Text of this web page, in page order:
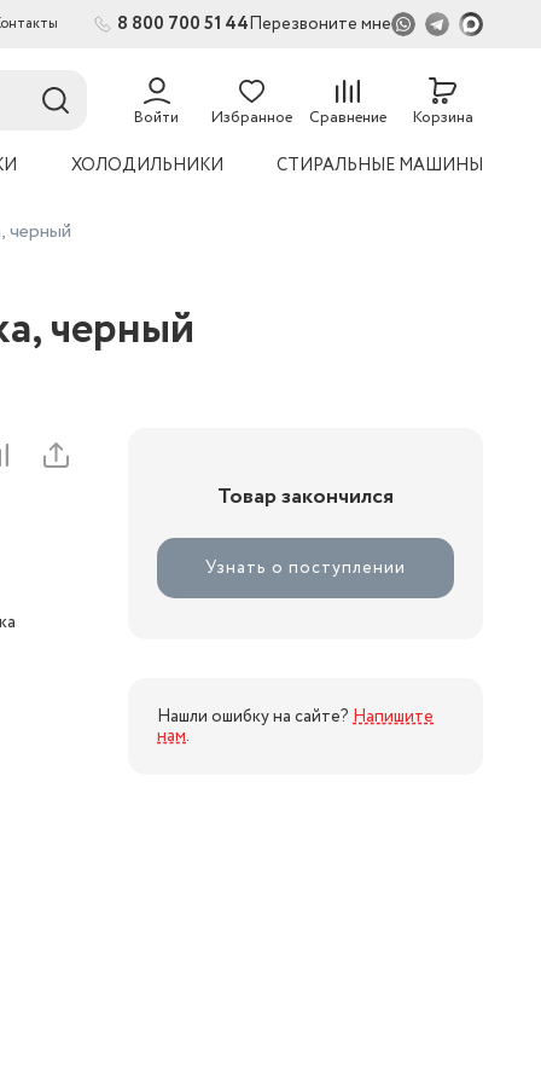
8 800 700 51 44Перезвоните мне
Войти Избранное Сравнение Корзина
ХОЛОДИЛЬНИКИ СТИРАЛЬНЫЕ МАШИНЫ
черный
черный
Товар закончился
Узнать о поступлении
Нашли ошибку на сайте? Напишите
нам.